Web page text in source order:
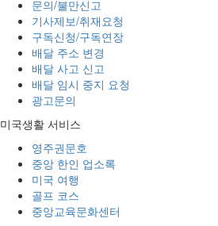
문의/불만신고
기사제보/취재요청
구독신청/구독연장
배달 주소 변경
배달 사고 신고
배달 임시 중지 요청
광고문의
미국생활 서비스
영주권문호
중앙 한인 업소록
미국 여행
골프 코스
중앙교육문화센터